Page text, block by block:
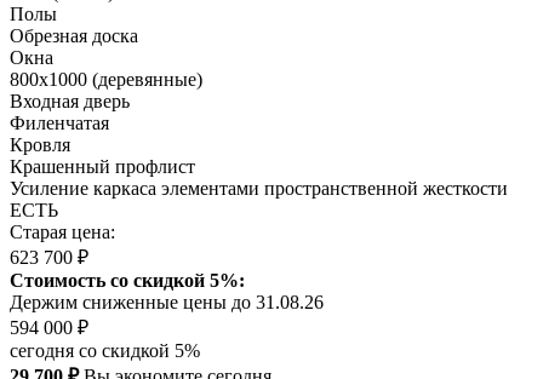
Полы
Обрезная доска
Окна
800х1000 (деревянные)
Входная дверь
Филенчатая
Кровля
Крашенный профлист
Усиление каркаса элементами пространственной жесткости
ЕСТЬ
Старая цена:
623 700 ₽
Стоимость со скидкой 5%:
Держим сниженные цены до 31.08.26
594 000 ₽
сегодня со скидкой 5%